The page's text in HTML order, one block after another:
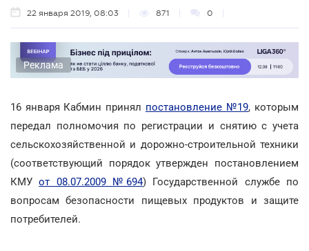
22 января 2019, 08:03 871 0
Реклама
16 января Кабмин принял постановление №19, которым
передал полномочия по регистрации и снятию с учета
сельскохозяйственной и дорожно-строительной техники
(соответствующий порядок утвержден постановлением
КМУот 08.07.2009 №694) Государственной службе по
вопросам безопасности пищевых продуктов и защите
потребителей.